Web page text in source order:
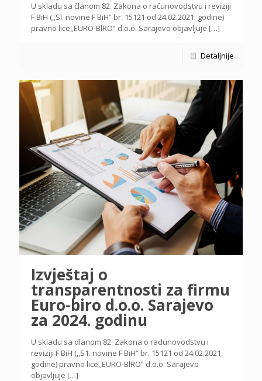
U skladu sa članom 82. Zakona o računovodstvu i reviziji
F BiH (,,Sl. novine F BiH” br. 15121 od 24.02.2021. godine)
pravno lice,,EURO-BlRO” d.o.o. Sarajevo objavljuje […]
Detaljnije
Izvještaj o
transparentnosti za firmu
Euro-biro d.o.o. Sarajevo
za 2024. godinu
U skladu sa dlanom 82. Zakona o radunovodstvu i
reviziji F BiH (,,S1. novine F BiH” br. 15121 od 24.02.2021.
godine) pravno lice,,EURO-BlRO” d.o.o. Sarajevo
objavljuje […]